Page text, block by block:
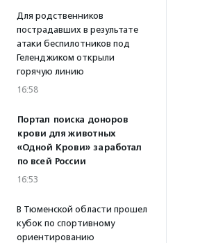
Для родственников
пострадавших в результате
атаки беспилотников под
Геленджиком открыли
горячую линию
16:58
Портал поиска доноров
крови для животных
«Одной Крови» заработал
по всей России
16:53
В Тюменской области прошел
кубок по спортивному
ориентированию